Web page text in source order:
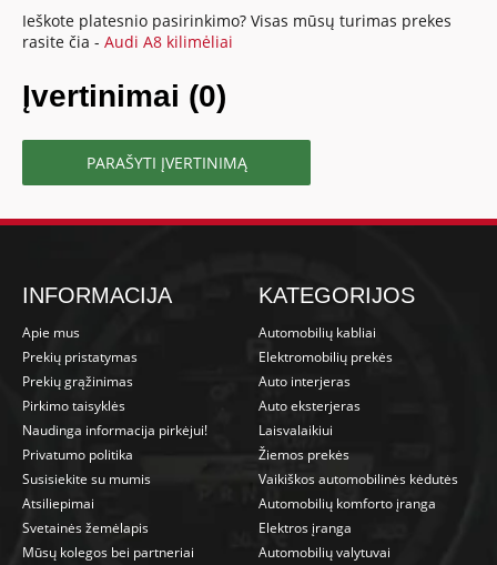
Ieškote platesnio pasirinkimo? Visas mūsų turimas prekes
rasite čia -Audi A8 kilimėliai
Įvertinimai (0)
PARAŠYTI ĮVERTINIMĄ
INFORMACIJA
Apie mus
Prekių pristatymas
Prekių grąžinimas
Pirkimo taisyklės
Naudinga informacija pirkėjui!
Privatumo politika
Susisiekite su mumis
Atsiliepimai
Svetainės žemėlapis
Mūsų kolegos bei partneriai
KATEGORIJOS
Automobilių kabliai
Elektromobilių prekės
Auto interjeras
Auto eksterjeras
Laisvalaikiui
Žiemos prekės
Vaikiškos automobilinės kėdutės
Automobilių komforto įranga
Elektros įranga
Automobilių valytuvai